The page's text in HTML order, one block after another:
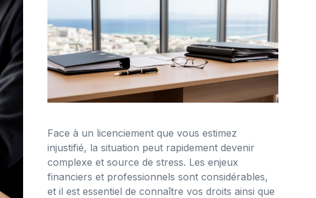
Face à un licenciement que vous estimez
injustifié, la situation peut rapidement devenir
complexe et source de stress. Les enjeux
financiers et professionnels sont considérables,
et il est essentiel de connaître vos droits ainsi que